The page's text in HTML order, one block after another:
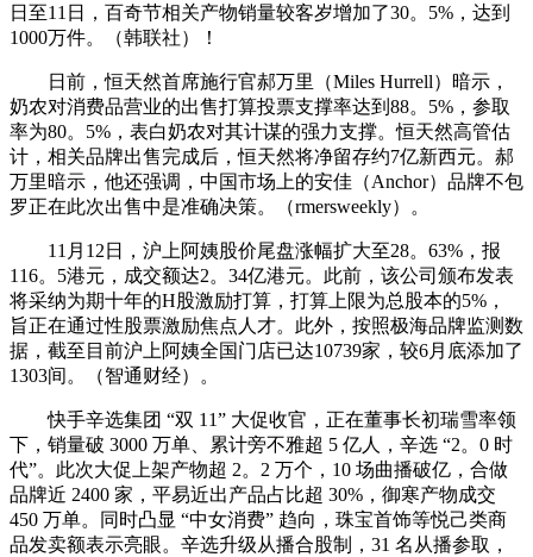
日至11日，百奇节相关产物销量较客岁增加了30。5%，达到
1000万件。（韩联社）！
日前，恒天然首席施行官郝万里（Miles Hurrell）暗示，
奶农对消费品营业的出售打算投票支撑率达到88。5%，参取
率为80。5%，表白奶农对其计谋的强力支撑。恒天然高管估
计，相关品牌出售完成后，恒天然将净留存约7亿新西元。郝
万里暗示，他还强调，中国市场上的安佳（Anchor）品牌不包
罗正在此次出售中是准确决策。（rmersweekly）。
11月12日，沪上阿姨股价尾盘涨幅扩大至28。63%，报
116。5港元，成交额达2。34亿港元。此前，该公司颁布发表
将采纳为期十年的H股激励打算，打算上限为总股本的5%，
旨正在通过性股票激励焦点人才。此外，按照极海品牌监测数
据，截至目前沪上阿姨全国门店已达10739家，较6月底添加了
1303间。（智通财经）。
快手辛选集团 “双 11” 大促收官，正在董事长初瑞雪率领
下，销量破 3000 万单、累计旁不雅超 5 亿人，辛选 “2。0 时
代”。此次大促上架产物超 2。2 万个，10 场曲播破亿，合做
品牌近 2400 家，平易近出产品占比超 30%，御寒产物成交
450 万单。同时凸显 “中女消费” 趋向，珠宝首饰等悦己类商
品发卖额表示亮眼。辛选升级从播合股制，31 名从播参取，